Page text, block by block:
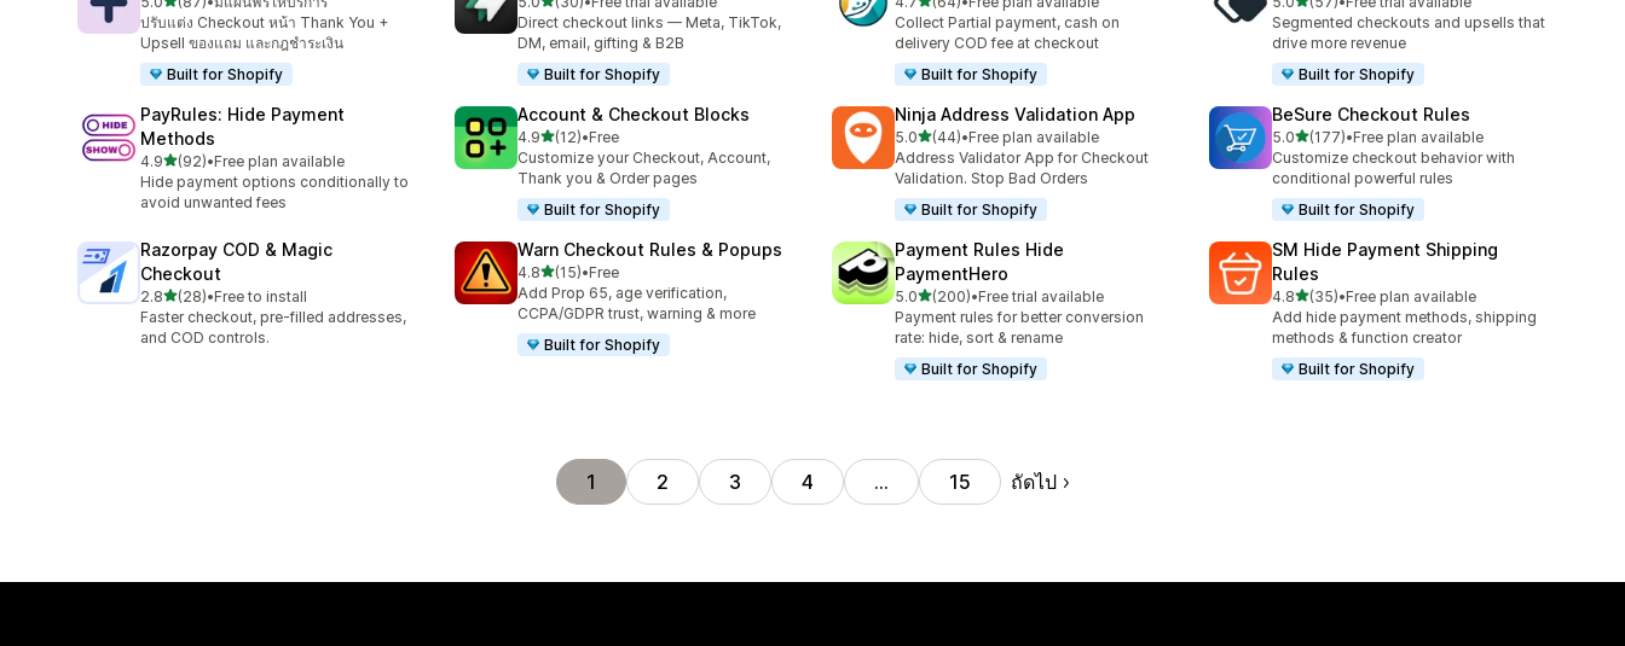
ทั้งหมด 87 รีวิว
ปรับแต่ง Checkout หน้า Thank You +
Upsell ของแถม และกฎชำระเงิน
Built for Shopify
ทั้งหมด 30 รีวิว
Direct checkout links — Meta, TikTok,
DM, email, gifting & B2B
Built for Shopify
ทั้งหมด 64 รีวิว
Collect Partial payment, cash on
delivery COD fee at checkout
Built for Shopify
ทั้งหมด 57 รีวิว
Segmented checkouts and upsells that
drive more revenue
Built for Shopify
PayRules: Hide Payment
Methods
4.9เต็ม 5 ดาว
(92)
ทั้งหมด 92 รีวิว
•Free plan available
Hide payment options conditionally to
avoid unwanted fees
Account & Checkout Blocks
4.9เต็ม 5 ดาว
(12)
ทั้งหมด 12 รีวิว
•Free
Customize your Checkout, Account,
Thank you & Order pages
Built for Shopify
Ninja Address Validation App
5.0เต็ม 5 ดาว
(44)
ทั้งหมด 44 รีวิว
•Free plan available
Address Validator App for Checkout
Validation. Stop Bad Orders
Built for Shopify
BeSure Checkout Rules
5.0เต็ม 5 ดาว
(177)
ทั้งหมด 177 รีวิว
•Free plan available
Customize checkout behavior with
conditional powerful rules
Built for Shopify
Razorpay COD & Magic
Checkout
2.8เต็ม 5 ดาว
(28)
ทั้งหมด 28 รีวิว
•Free to install
Faster checkout, pre-filled addresses,
and COD controls.
Warn Checkout Rules & Popups
4.8เต็ม 5 ดาว
(15)
ทั้งหมด 15 รีวิว
•Free
Add Prop 65, age verification,
CCPA/GDPR trust, warning & more
Built for Shopify
Payment Rules Hide
PaymentHero
5.0เต็ม 5 ดาว
(200)
ทั้งหมด 200 รีวิว
•Free trial available
Payment rules for better conversion
rate: hide, sort & rename
Built for Shopify
SM Hide Payment Shipping
Rules
4.8เต็ม 5 ดาว
(35)
ทั้งหมด 35 รีวิว
•Free plan available
Add hide payment methods, shipping
methods & function creator
Built for Shopify
1 2 3 4 … 15 ถัดไป